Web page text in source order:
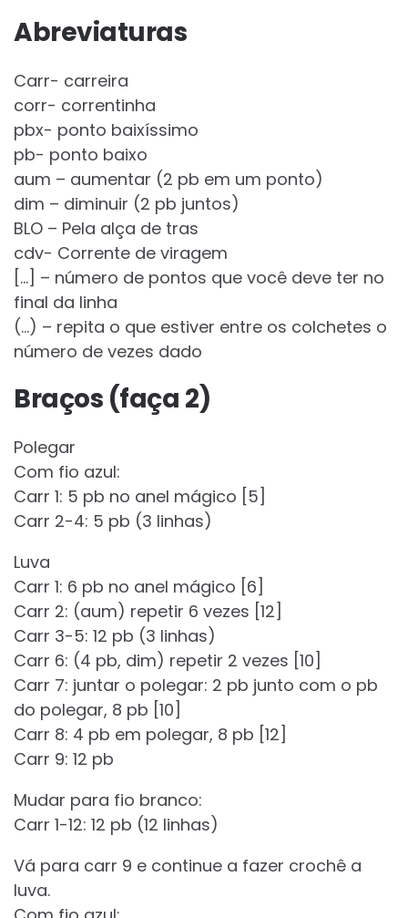
Abreviaturas
Carr- carreira
corr- correntinha
pbx- ponto baixíssimo
pb- ponto baixo
aum – aumentar (2 pb em um ponto)
dim – diminuir (2 pb juntos)
BLO – Pela alça de tras
cdv- Corrente de viragem
[…] – número de pontos que você deve ter no
final da linha
(…) – repita o que estiver entre os colchetes o
número de vezes dado
Braços (faça 2)
Polegar
Com fio azul:
Carr 1: 5 pb no anel mágico [5]
Carr 2-4: 5 pb (3 linhas)
Luva
Carr 1: 6 pb no anel mágico [6]
Carr 2: (aum) repetir 6 vezes [12]
Carr 3-5: 12 pb (3 linhas)
Carr 6: (4 pb, dim) repetir 2 vezes [10]
Carr 7: juntar o polegar: 2 pb junto com o pb
do polegar, 8 pb [10]
Carr 8: 4 pb em polegar, 8 pb [12]
Carr 9: 12 pb
Mudar para fio branco:
Carr 1-12: 12 pb (12 linhas)
Vá para carr 9 e continue a fazer crochê a
luva.